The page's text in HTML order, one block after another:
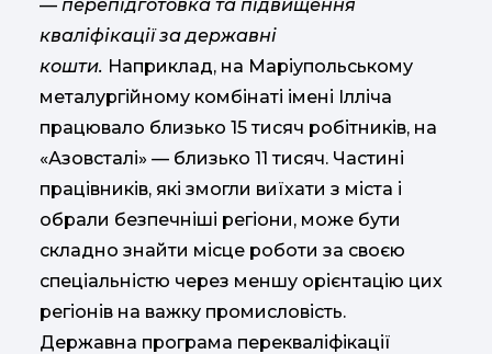
— перепідготовка та підвищення
кваліфікації за державні
кошти. Наприклад, на Маріупольському
металургійному комбінаті імені Ілліча
працювало близько 15 тисяч робітників, на
«Азовсталі» — близько 11 тисяч. Частині
працівників, які змогли виїхати з міста і
обрали безпечніші регіони, може бути
складно знайти місце роботи за своєю
спеціальністю через меншу орієнтацію цих
регіонів на важку промисловість.
Державна програма перекваліфікації